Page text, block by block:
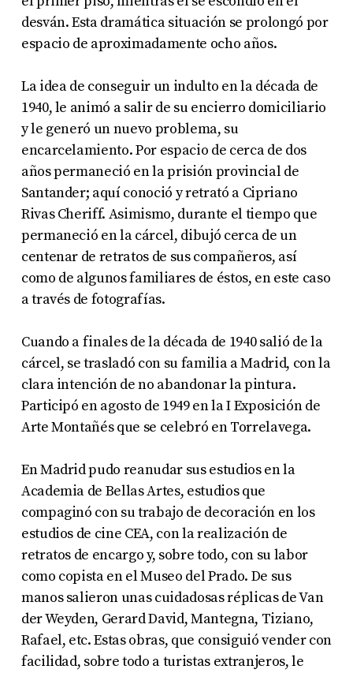
desván. Esta dramática situación se prolongó por
espacio de aproximadamente ocho años.
La idea de conseguir un indulto en la década de
1940, le animó a salir de su encierro domiciliario
y le generó un nuevo problema, su
encarcelamiento. Por espacio de cerca de dos
años permaneció en la prisión provincial de
Santander; aquí conoció y retrató a Cipriano
Rivas Cheriff. Asimismo, durante el tiempo que
permaneció en la cárcel, dibujó cerca de un
centenar de retratos de sus compañeros, así
como de algunos familiares de éstos, en este caso
a través de fotografías.
Cuando a finales de la década de 1940 salió de la
cárcel, se trasladó con su familia a Madrid, con la
clara intención de no abandonar la pintura.
Participó en agosto de 1949 en la I Exposición de
Arte Montañés que se celebró en Torrelavega.
En Madrid pudo reanudar sus estudios en la
Academia de Bellas Artes, estudios que
compaginó con su trabajo de decoración en los
estudios de cine CEA, con la realización de
retratos de encargo y, sobre todo, con su labor
como copista en el Museo del Prado. De sus
manos salieron unas cuidadosas réplicas de Van
der Weyden, Gerard David, Mantegna, Tiziano,
Rafael, etc. Estas obras, que consiguió vender con
facilidad, sobre todo a turistas extranjeros, le